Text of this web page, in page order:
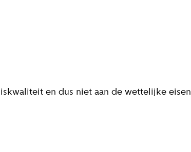
en dus niet aan de wettelijke eisen